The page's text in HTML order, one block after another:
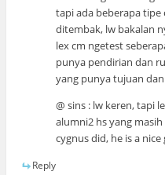
tapi ada beberapa
ditembak, lw bakalan
lex cm ngetest
punya pendirian dan
yang punya tujuan
@ sins : lw keren, tapi
alumni2 hs yang
cygnus did, he is a
Reply